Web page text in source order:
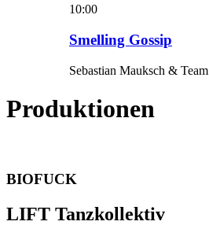
10:00
Smelling Gossip
Sebastian Mauksch & Team
Produktionen
BIOFUCK
LIFT Tanzkollektiv